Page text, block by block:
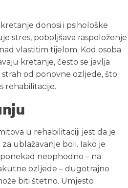
donosi i psihološke
stres, poboljšava raspoloženje
vlastitim tijelom. Kod osoba
kretanje, često se javlja
od ponovne ozljede, što
rehabilitacije.
u rehabilitaciji jest da je
ublažavanje boli. Iako je
neophodno – na
ozljede – dugotrajno
biti štetno. Umjesto